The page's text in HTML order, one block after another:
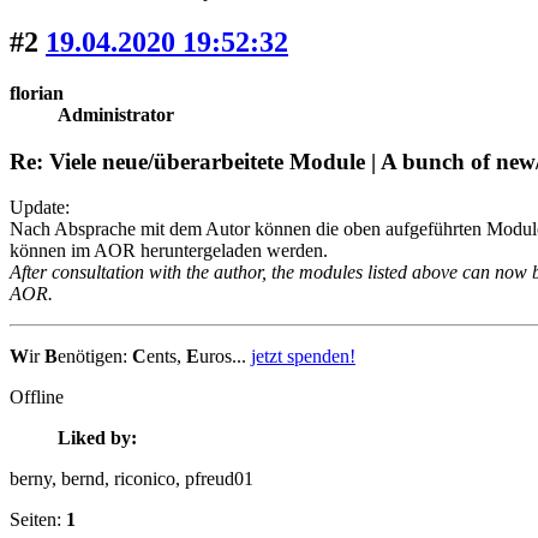
#2 19.04.2020 19:52:32
florian
Administrator
Re: Viele neue/überarbeitete Module | A bunch of
Update:
Nach Absprache mit dem Autor können die oben aufgeführten
können im AOR heruntergeladen werden.
After consultation with the author, the modules listed above can now
AOR.
WirBenötigen: Cents, Euros... jetzt spenden!
Offline
Liked by:
berny, bernd, riconico, pfreud01
Seiten: 1